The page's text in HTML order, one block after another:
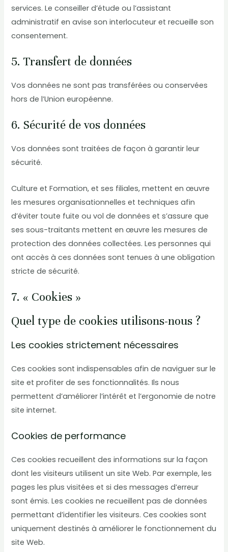
services. Le conseiller d’étude ou l’assistant
administratif en avise son interlocuteur et recueille son
consentement.
5. Transfert de données
Vos données ne sont pas transférées ou conservées
hors de l’Union européenne.
6. Sécurité de vos données
Vos données sont traitées de façon à garantir leur
sécurité.
Culture et Formation, et ses filiales, mettent en œuvre
les mesures organisationnelles et techniques afin
d’éviter toute fuite ou vol de données et s’assure que
ses sous-traitants mettent en œuvre les mesures de
protection des données collectées. Les personnes qui
ont accès à ces données sont tenues à une obligation
stricte de sécurité.
7. « Cookies »
Quel type de cookies utilisons-nous ?
Les cookies strictement nécessaires
Ces cookies sont indispensables afin de naviguer sur le
site et profiter de ses fonctionnalités. Ils nous
permettent d’améliorer l’intérêt et l’ergonomie de notre
site internet.
Cookies de performance
Ces cookies recueillent des informations sur la façon
dont les visiteurs utilisent un site Web. Par exemple, les
pages les plus visitées et si des messages d’erreur
sont émis. Les cookies ne recueillent pas de données
permettant d’identifier les visiteurs. Ces cookies sont
uniquement destinés à améliorer le fonctionnement du
site Web.